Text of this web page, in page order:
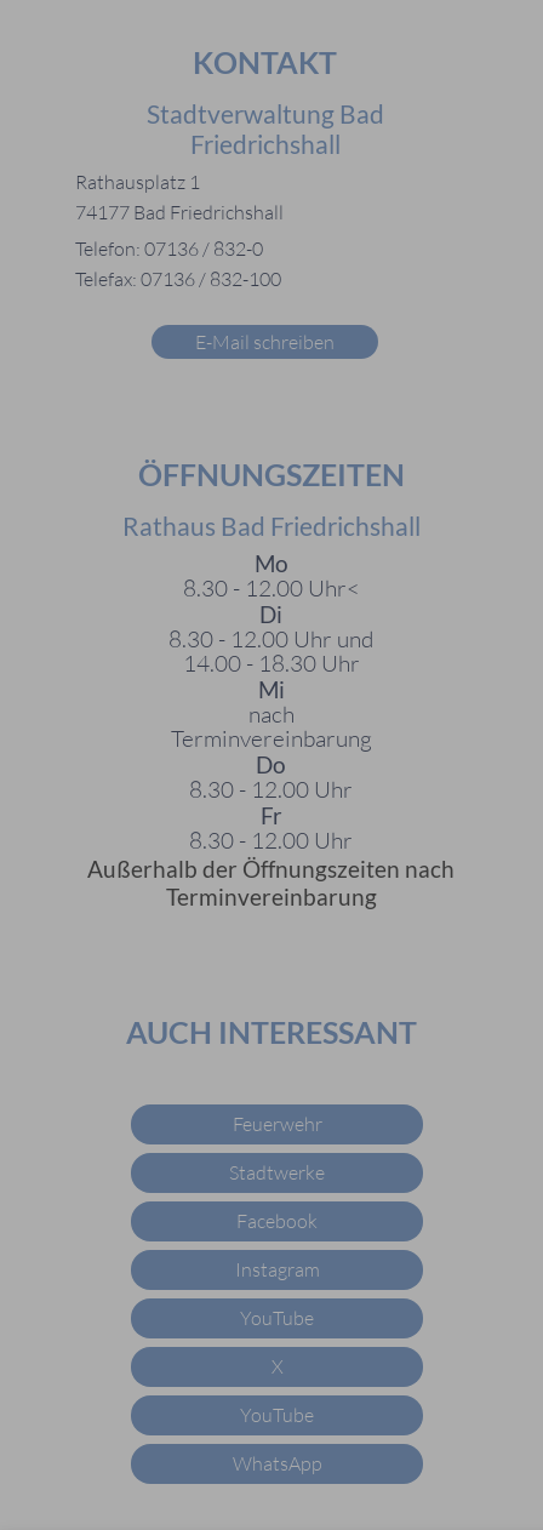
KONTAKT
Stadtverwaltung Bad
Friedrichshall
Rathausplatz 1
74177 Bad Friedrichshall
Telefon: 07136 / 832-0
Telefax: 07136 / 832-100
E-Mail schreiben
ÖFFNUNGSZEITEN
Rathaus Bad Friedrichshall
Mo
8.30 - 12.00 Uhr<
Di
8.30 - 12.00 Uhr und
14.00 - 18.30 Uhr
Mi
nach
Terminvereinbarung
Do
8.30 - 12.00 Uhr
Fr
8.30 - 12.00 Uhr
Außerhalb der Öffnungszeiten nach
Terminvereinbarung
AUCH INTERESSANT
Feuerwehr
Stadtwerke
Facebook
Instagram
YouTube
X
YouTube
WhatsApp